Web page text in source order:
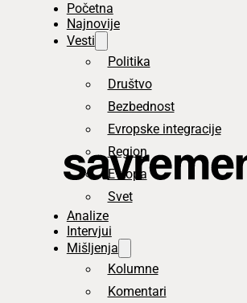
Početna
Najnovije
Vesti
Politika
Društvo
Bezbednost
Evropske integracije
Region
Evropa
Svet
Analize
Intervjui
Mišljenja
Kolumne
Komentari